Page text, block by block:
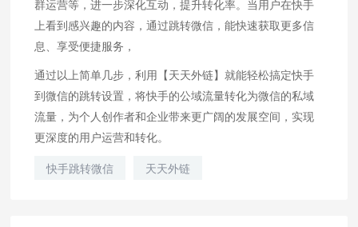
群运营等，进一步深化互动，提升转化率。当用户在快手
上看到感兴趣的内容，通过跳转微信，能快速获取更多信
息、享受便捷服务，
通过以上简单几步，利用【天天外链】就能轻松搞定快手
到微信的跳转设置，将快手的公域流量转化为微信的私域
流量，为个人创作者和企业带来更广阔的发展空间，实现
更深度的用户运营和转化。
快手跳转微信 天天外链